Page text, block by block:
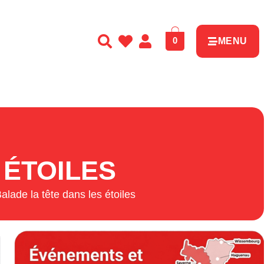
0 MENU
la tête dans les étoiles